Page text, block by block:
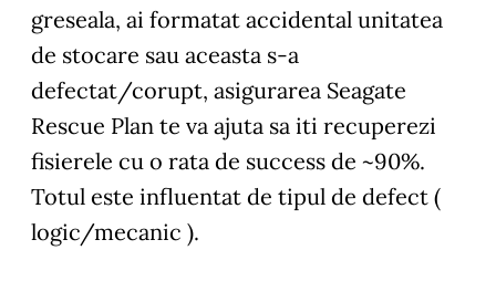
greseala, ai formatat accidental unitatea
de stocare sau aceasta s-a
defectat/corupt, asigurarea Seagate
Rescue Plan te va ajuta sa iti recuperezi
fisierele cu o rata de success de ~90%.
Totul este influentat de tipul de defect (
logic/mecanic ).